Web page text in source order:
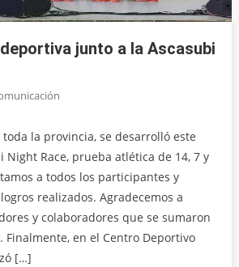
junto a la Ascasubi
la provincia, se desarrolló este
Night Race, prueba atlética de 14, 7 y
a todos los participantes y
realizados. Agradecemos a
y colaboradores que se sumaron
Finalmente, en el Centro Deportivo
[…]